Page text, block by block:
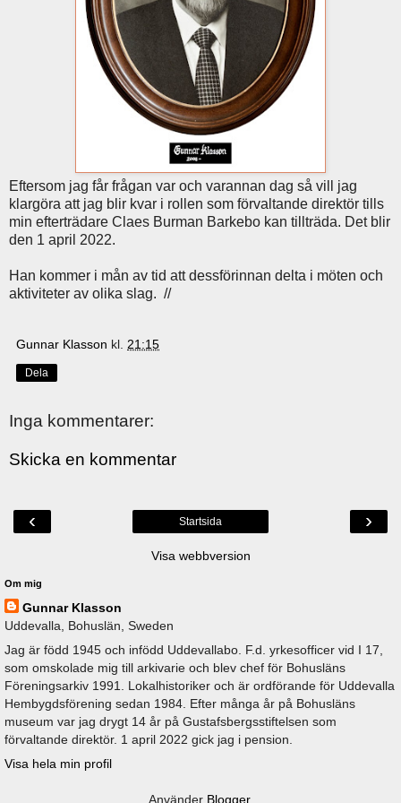
Eftersom jag får frågan var och varannan dag så vill jag
klargöra att jag blir kvar i rollen som förvaltande direktör tills
min efterträdare Claes Burman Barkebo kan tillträda. Det blir
den 1 april 2022.
Han kommer i mån av tid att dessförinnan delta i möten och
aktiviteter av olika slag. //
Gunnar Klasson kl. 21:15
Dela
Inga kommentarer:
Skicka en kommentar
‹ ›
Startsida
Visa webbversion
Om mig
Gunnar Klasson
Uddevalla, Bohuslän, Sweden
Jag är född 1945 och infödd Uddevallabo. F.d. yrkesofficer vid I 17,
som omskolade mig till arkivarie och blev chef för Bohusläns
Föreningsarkiv 1991. Lokalhistoriker och är ordförande för Uddevalla
Hembygdsförening sedan 1984. Efter många år på Bohusläns
museum var jag drygt 14 år på Gustafsbergsstiftelsen som
förvaltande direktör. 1 april 2022 gick jag i pension.
Visa hela min profil
Använder Blogger.